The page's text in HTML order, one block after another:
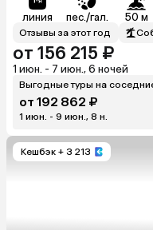
линия пес./гал. 50 м
Отзывы за этот год
от 156 215 ₽
1 июн. - 7 июн., 6 ночей
Выгодные туры на
от 192 862 ₽
1 июн. - 9 июн., 8 н.
Кешбэк + 3 213